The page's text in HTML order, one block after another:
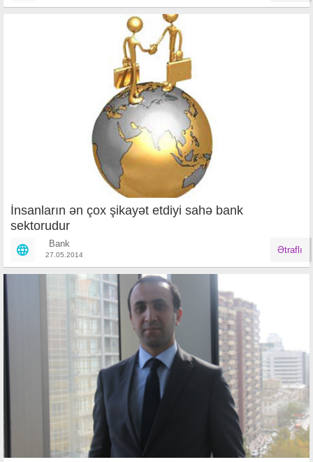
İnsanların ən çox şikayət etdiyi sahə bank
sektorudur
Bank
27.05.2014 Ətraflı